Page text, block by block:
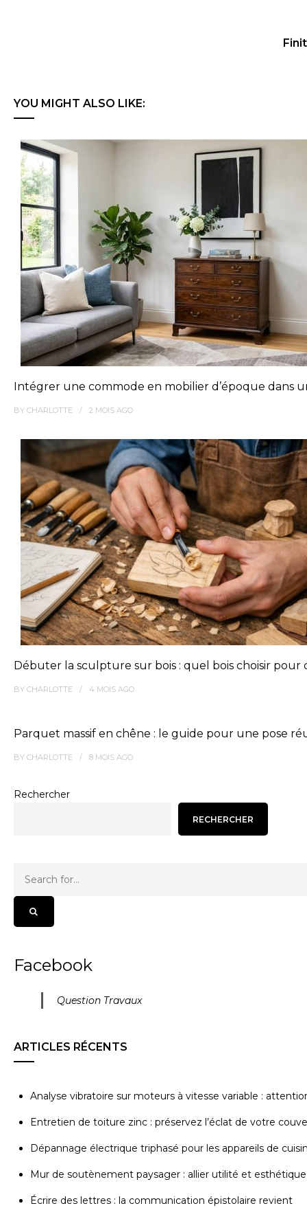
YOU MIGHT ALSO LIKE:
Intégrer une commode en mobilier d’époque dans
BY CHARLOTTE 2 MOIS AGO
Débuter la sculpture sur bois : quel bois choisir pour
BY CHARLOTTE 4 MOIS AGO
Parquet massif en chêne : le guide pour une pose
BY CHARLOTTE 8 MOIS AGO
Rechercher
RECHERCHER
Facebook
Question Travaux
ARTICLES RÉCENTS
Analyse vibratoire sur moteurs à vitesse variable :
Entretien de toiture zinc : préservez l’éclat de votre
Dépannage électrique triphasé pour les appareils de
Mur de soutènement paysager : allier utilité et esthétique
Écrire des lettres : la communication épistolaire revient